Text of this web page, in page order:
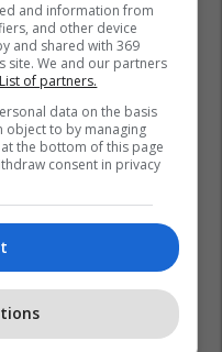
roli do të kenë
edhe në
- një situatë që,
seriozisht ndaj
e minimizon
e saj si të
simbolik.
and information from
and other device
and shared with 369
site. We and our partners
List of partners.
data on the basis
object to by managing
the bottom of this page
consent in privacy